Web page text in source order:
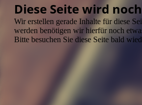
Diese Seite wird
Wir erstellen gerade Inhalte für diese
werden benötigen wir hierfür noch
Bitte besuchen Sie diese Seite bald